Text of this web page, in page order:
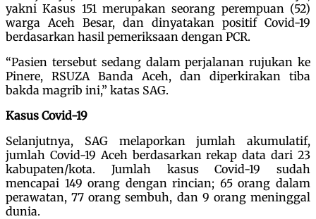
yakni Kasus 151 merupakan seorang perempuan (52)
warga Aceh Besar, dan dinyatakan positif Covid-19
berdasarkan hasil pemeriksaan dengan PCR.
“Pasien tersebut sedang dalam perjalanan rujukan ke
Pinere, RSUZA Banda Aceh, dan diperkirakan tiba
bakda magrib ini,” katas SAG.
Kasus Covid-19
Selanjutnya, SAG melaporkan jumlah akumulatif,
jumlah Covid-19 Aceh berdasarkan rekap data dari 23
kabupaten/kota. Jumlah kasus Covid-19 sudah
mencapai 149 orang dengan rincian; 65 orang dalam
perawatan, 77 orang sembuh, dan 9 orang meninggal
dunia.